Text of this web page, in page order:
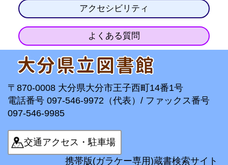
アクセシビリティ
よくある質問
〒870-0008 大分県大分市王子西町14番1号
電話番号 097-546-9972（代表）/ ファックス番号
097-546-9985
交通アクセス・駐車場
携帯版(ガラケー専用)蔵書検索サイト